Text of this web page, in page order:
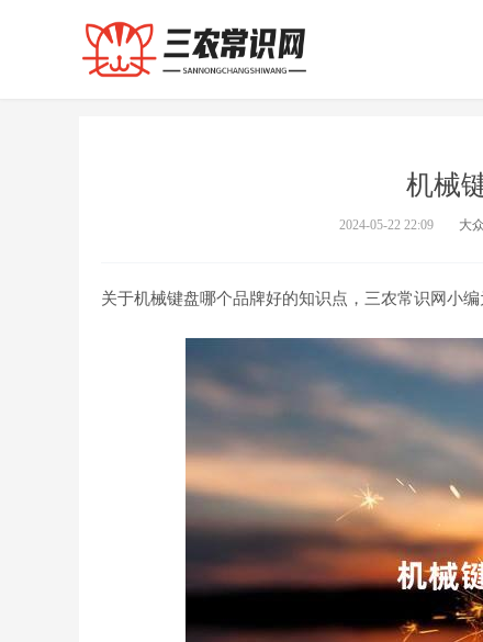
机械
2024-05-22 22:09 大
关于机械键盘哪个品牌好的知识点，三农常识网小编